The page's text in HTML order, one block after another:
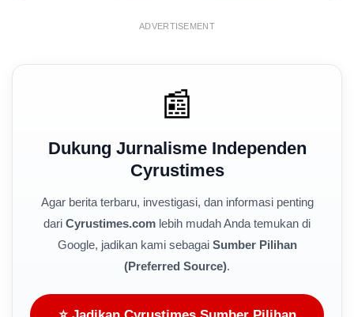
ADVERTISEMENT
📰
Dukung Jurnalisme Independen
Cyrustimes
Agar berita terbaru, investigasi, dan informasi penting
dari Cyrustimes.com lebih mudah Anda temukan di
Google, jadikan kami sebagai Sumber Pilihan
(Preferred Source).